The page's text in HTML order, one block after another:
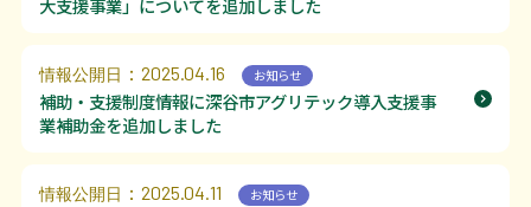
大支援事業」についてを追加しました
情報公開日 ：2025.04.16 お知らせ
補助・支援制度情報に深谷市アグリテック導入支援事
業補助金を追加しました
情報公開日 ：2025.04.11 お知らせ